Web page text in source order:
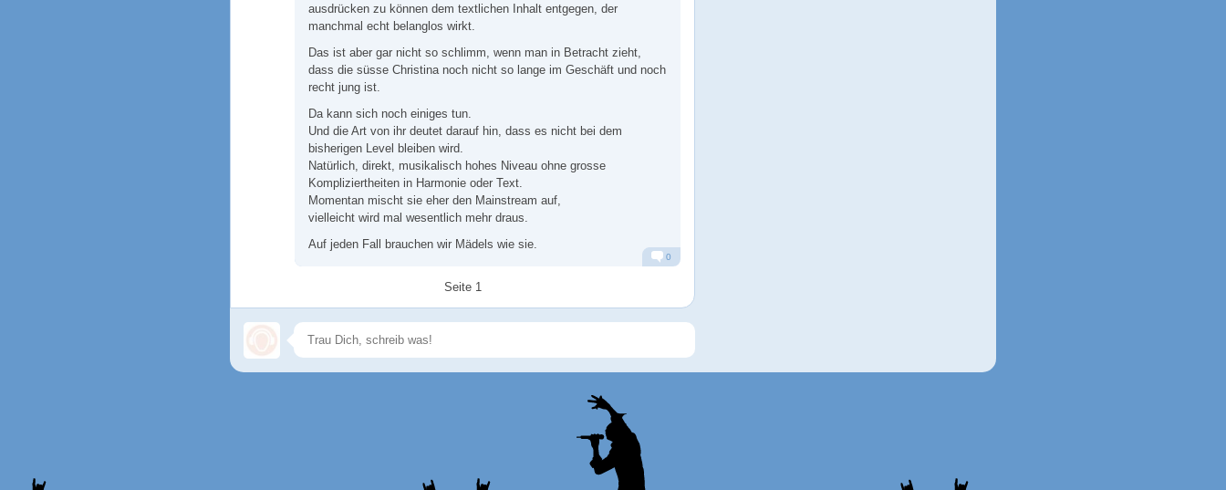
ausdrücken zu können dem textlichen Inhalt entgegen, der
manchmal echt belanglos wirkt.
Das ist aber gar nicht so schlimm, wenn man in Betracht zieht,
dass die süsse Christina noch nicht so lange im Geschäft und noch
recht jung ist.
Da kann sich noch einiges tun.
Und die Art von ihr deutet darauf hin, dass es nicht bei dem
bisherigen Level bleiben wird.
Natürlich, direkt, musikalisch hohes Niveau ohne grosse
Kompliziertheiten in Harmonie oder Text.
Momentan mischt sie eher den Mainstream auf,
vielleicht wird mal wesentlich mehr draus.
Auf jeden Fall brauchen wir Mädels wie sie.
0
Seite 1
Speichern